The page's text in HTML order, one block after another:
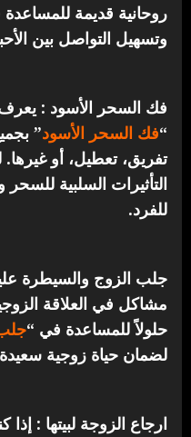
روحانية قديمة
وتسهيل التواصل بين
فك السحر الأسود : يعرف
“فك السحر الأسود”
تفريق، تعطيل، أو
التأثيرات السلبية للسحر
للفرد.
جلب الزوج والسيطرة
مشاكل في العلاقة
حلولاً للمساعدة في “
لضمان حياة زوجية
ارجاع الزوجة لبيتها :